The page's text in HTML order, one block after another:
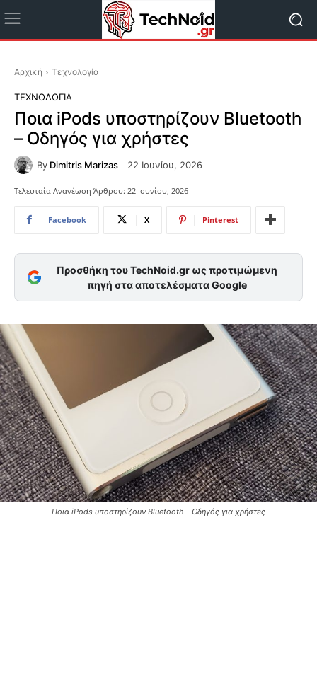
Αρχική Τεχνολογία
ΤΕΧΝΟΛΟΓΊΑ
Ποια iPods υποστηρίζουν Bluetooth
– Οδηγός για χρήστες
By Dimitris Marizas 22 Ιουνίου, 2026
Τελευταία Ανανέωση Άρθρου: 22 Ιουνίου, 2026
Facebook X Pinterest
Προσθήκη του TechNoid.gr ως προτιμώμενη
πηγή στα αποτελέσματα Google
Ποια iPods υποστηρίζουν Bluetooth - Οδηγός για χρήστες